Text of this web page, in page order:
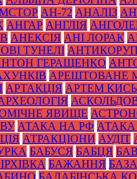
АН-72 АНАЛІЗ
АНГАР АНГЛІЯ
АНЕКСІЯ АНІ ЛОРАК
ТУНЕЛІ
ГЕРАЩЕНКО
АРЕШТОВАНЕ
АРТАКЦІЯ АРТЕМ
ЯВИЩЕ
АТАКА НА РФ АТАКА
АТРАКЦІОНИ АУДІТ
БАБУСЯ БАБЦЯ
БАЖАННЯ БАЗА